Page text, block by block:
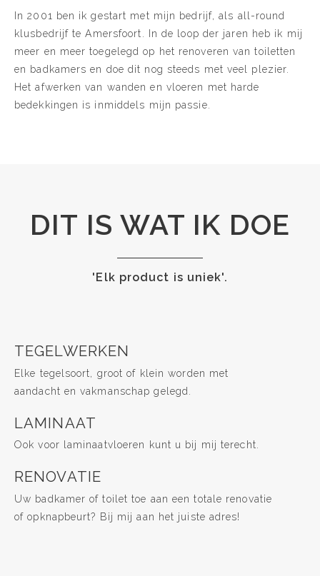
In 2001 ben ik gestart met mijn bedrijf, als all-round
klusbedrijf te Amersfoort. In de loop der jaren heb ik mij
meer en meer toegelegd op het renoveren van toiletten
en badkamers en doe dit nog steeds met veel plezier.
Het afwerken van wanden en vloeren met harde
bedekkingen is inmiddels mijn passie.
DIT IS WAT IK DOE
'Elk product is uniek'.
TEGELWERKEN
Elke tegelsoort, groot of klein worden met
aandacht en vakmanschap gelegd.
LAMINAAT
Ook voor laminaatvloeren kunt u bij mij terecht.
RENOVATIE
Uw badkamer of toilet toe aan een totale renovatie
of opknapbeurt? Bij mij aan het juiste adres!